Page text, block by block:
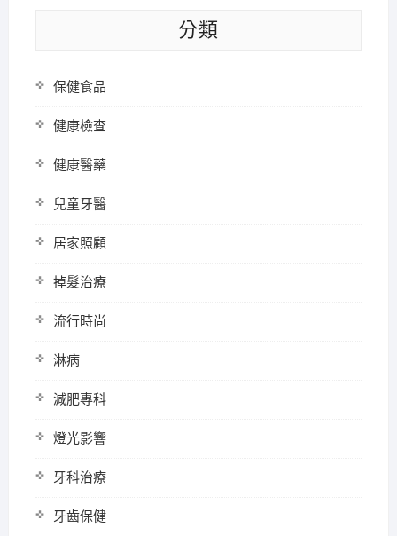
分類
保健食品
健康檢查
健康醫藥
兒童牙醫
居家照顧
掉髮治療
流行時尚
淋病
減肥專科
燈光影響
牙科治療
牙齒保健